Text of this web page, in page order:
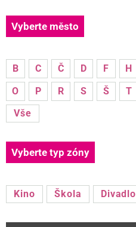
Vyberte město
B C Č D F H
O
P R S Š T
Vše
Vyberte typ zóny
Kino Škola Divadlo